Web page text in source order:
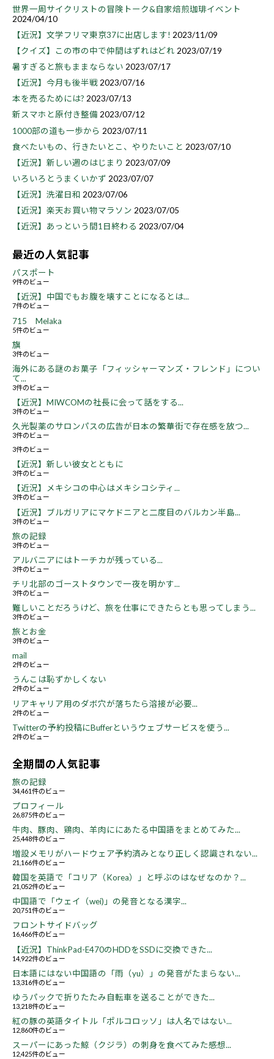
世界一周サイクリストの冒険トーク&自家焙煎珈琲イベント
2024/04/10
【近況】文学フリマ東京37に出店します! 2023/11/09
【クイズ】この市の中で仲間はずれはどれ 2023/07/19
暑すぎると旅もままならない 2023/07/17
【近況】今月も後半戦 2023/07/16
本を売るためには? 2023/07/13
新スマホと原付き整備2023/07/12
1000部の道も一歩から 2023/07/11
食べたいもの、行きたいとこ、やりたいこと 2023/07/10
【近況】新しい週のはじまり 2023/07/09
いろいろとうまくいかず 2023/07/07
【近況】洗濯日和 2023/07/06
【近況】楽天お買い物マラソン 2023/07/05
【近況】あっという間1日終わる 2023/07/04
最近の人気記事
パスポート
9件のビュー
【近況】中国でもお腹を壊すことになるとは...
7件のビュー
715 Melaka
5件のビュー
旗
3件のビュー
海外にある謎のお菓子「フィッシャーマンズ・フレンド」につい
て...
3件のビュー
【近況】MIWCOMの社長に会って話をする...
3件のビュー
久光製薬のサロンパスの広告が日本の繁華街で存在感を放つ...
3件のビュー
3件のビュー
【近況】新しい彼女とともに
3件のビュー
【近況】メキシコの中心はメキシコシティ...
3件のビュー
【近況】ブルガリアにマケドニアと二度目のバルカン半島...
3件のビュー
旅の記録
3件のビュー
アルバニアにはトーチカが残っている...
3件のビュー
チリ北部のゴーストタウンで一夜を明かす...
3件のビュー
難しいことだろうけど、旅を仕事にできたらとも思ってしまう...
3件のビュー
旅とお金
3件のビュー
mail
2件のビュー
うんこは恥ずかしくない
2件のビュー
リアキャリア用のダボ穴が落ちたら溶接が必要...
2件のビュー
Twitterの予約投稿にBufferというウェブサービスを使う...
2件のビュー
全期間の人気記事
旅の記録
34,461件のビュー
プロフィール
26,875件のビュー
牛肉、豚肉、鶏肉、羊肉ににあたる中国語をまとめてみた...
25,448件のビュー
増設メモリがハードウェア予約済みとなり正しく認識されない...
21,166件のビュー
韓国を英語で「コリア（Korea）」と呼ぶのはなぜなのか？...
21,052件のビュー
中国語で「ウェイ（wei)」の発音となる漢字...
20,751件のビュー
フロントサイドバッグ
16,466件のビュー
【近況】ThinkPad-E470のHDDをSSDに交換できた...
14,922件のビュー
日本語にはない中国語の「雨（yu）」の発音がたまらない...
13,316件のビュー
ゆうパックで折りたたみ自転車を送ることができた...
13,218件のビュー
紅の豚の英語タイトル「ポルコロッソ」は人名ではない...
12,860件のビュー
スーパーにあった鯨（クジラ）の刺身を食べてみた感想...
12,425件のビュー